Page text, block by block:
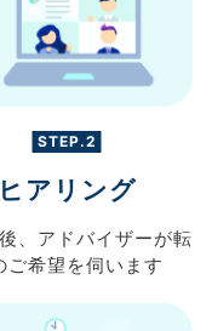
STEP.2
ヒアリング
、 アドバイザーが転
ご希望を伺います